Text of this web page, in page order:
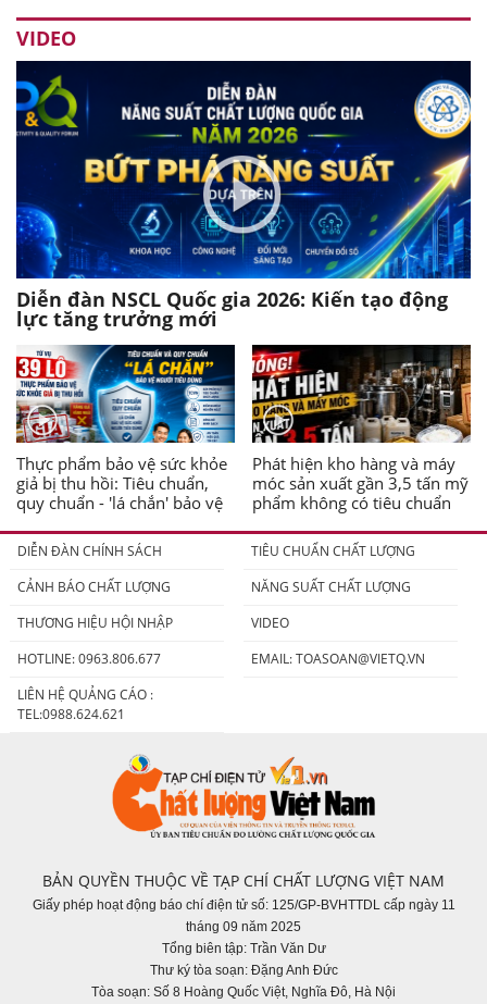
VIDEO
Diễn đàn NSCL Quốc gia 2026: Kiến tạo động
lực tăng trưởng mới
Thực phẩm bảo vệ sức khỏe
giả bị thu hồi: Tiêu chuẩn,
quy chuẩn - 'lá chắn' bảo vệ
Phát hiện kho hàng và máy
móc sản xuất gần 3,5 tấn mỹ
phẩm không có tiêu chuẩn
DIỄN ĐÀN CHÍNH SÁCH
TIÊU CHUẨN CHẤT LƯỢNG
CẢNH BÁO CHẤT LƯỢNG
NĂNG SUẤT CHẤT LƯỢNG
THƯƠNG HIỆU HỘI NHẬP
VIDEO
HOTLINE: 0963.806.677
EMAIL:TOASOAN@VIETQ.VN
LIÊN HỆ QUẢNG CÁO :
TEL:0988.624.621
BẢN QUYỀN THUỘC VỀ TẠP CHÍ CHẤT LƯỢNG VIỆT NAM
Giấy phép hoạt động báo chí điện tử số: 125/GP-BVHTTDL cấp ngày 11
tháng 09 năm 2025
Tổng biên tập: Trần Văn Dư
Thư ký tòa soạn: Đặng Anh Đức
Tòa soạn: Số 8 Hoàng Quốc Việt, Nghĩa Đô, Hà Nội